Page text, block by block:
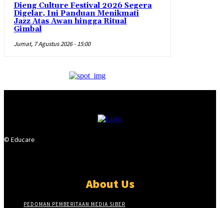
Dieng Culture Festival 2026 Segera
Digelar, Ini Panduan Menikmati
Jazz Atas Awan hingga Ritual
Gimbal
Jumat, 7 Agustus 2026 - 15:00
© Educare
About Us
PEDOMAN PEMBERITAAN MEDIA SIBER